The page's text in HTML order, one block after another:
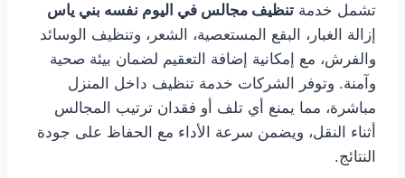
تشمل خدمة تنظيف مجالس في اليوم نفسه بني ياس
إزالة الغبار، البقع المستعصية، الشعر، وتنظيف الوسائد
والفرش، مع إمكانية إضافة التعقيم لضمان بيئة صحية
وآمنة. وتوفر الشركات خدمة تنظيف داخل المنزل
مباشرة، مما يمنع أي تلف أو فقدان ترتيب المجالس
أثناء النقل، ويضمن سرعة الأداء مع الحفاظ على جودة
النتائج.